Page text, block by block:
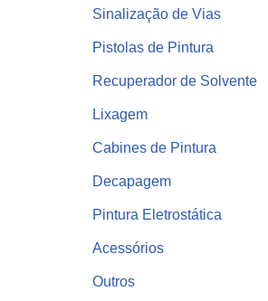
Sinalização de Vias
Pistolas de Pintura
Recuperador de Solvente
Lixagem
Cabines de Pintura
Decapagem
Pintura Eletrostática
Acessórios
Outros